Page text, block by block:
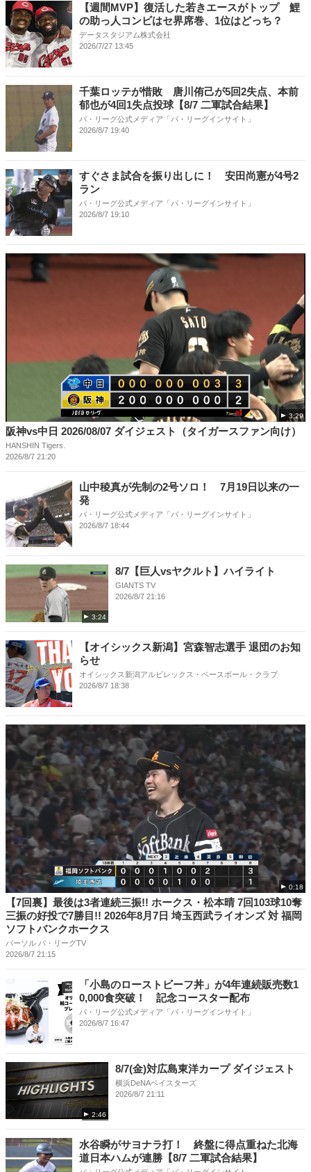
【週間MVP】復活した若きエースがトップ 鯉
の助っ人コンビはセ界席巻、1位はどっち？
データスタジアム株式会社
2026/7/27 13:45
千葉ロッテが惜敗 唐川侑己が5回2失点、本前
郁也が4回1失点投球【8/7 二軍試合結果】
パ・リーグ公式メディア「パ・リーグインサイト」
2026/8/7 19:40
すぐさま試合を振り出しに！ 安田尚憲が4号2
ラン
パ・リーグ公式メディア「パ・リーグインサイト」
2026/8/7 19:10
3:29
阪神vs中日 2026/08/07 ダイジェスト（タイガースファン向け）
HANSHIN Tigers.
2026/8/7 21:20
山中稜真が先制の2号ソロ！ 7月19日以来の一
発
パ・リーグ公式メディア「パ・リーグインサイト」
2026/8/7 18:44
3:24
8/7【巨人vsヤクルト】ハイライト
GIANTS TV
2026/8/7 21:16
【オイシックス新潟】宮森智志選手 退団のお知
らせ
オイシックス新潟アルビレックス・ベースボール・クラブ
2026/8/7 18:38
0:18
【7回裏】最後は3者連続三振!! ホークス・松本晴 7回103球10奪
三振の好投で7勝目!! 2026年8月7日 埼玉西武ライオンズ 対 福岡
ソフトバンクホークス
パーソル パ・リーグTV
2026/8/7 21:15
「小島のローストビーフ丼」が4年連続販売数1
0,000食突破！ 記念コースター配布
パ・リーグ公式メディア「パ・リーグインサイト」
2026/8/7 16:47
2:46
8/7(金)対広島東洋カープ ダイジェスト
横浜DeNAベイスターズ
2026/8/7 21:11
水谷瞬がサヨナラ打！ 終盤に得点重ねた北海
道日本ハムが連勝【8/7 二軍試合結果】